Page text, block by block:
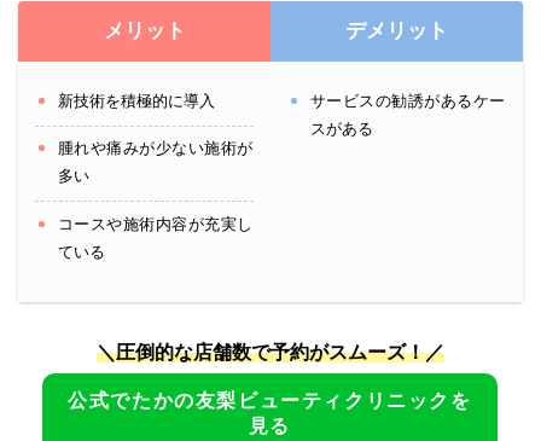
メリット
新技術を積極的に導入
腫れや痛みが少ない施術が
多い
コースや施術内容が充実し
ている
デメリット
サービスの勧誘があるケー
スがある
＼圧倒的な店舗数で予約がスムーズ！／
公式でたかの友梨ビューティクリニックを
見る